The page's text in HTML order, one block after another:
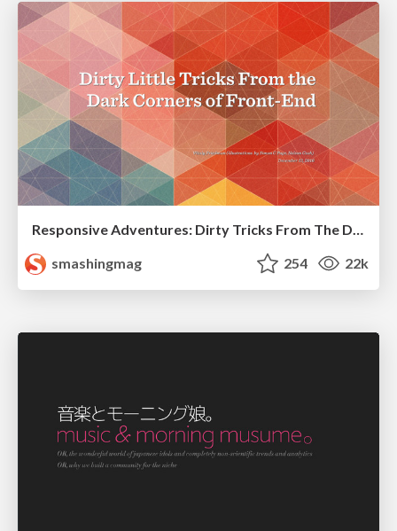
Responsive Adventures: Dirty Tricks From The Dark Corners of Front-End
smashingmag
254 22k